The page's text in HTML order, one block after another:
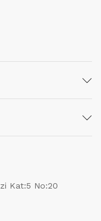
Kat:5 No:20